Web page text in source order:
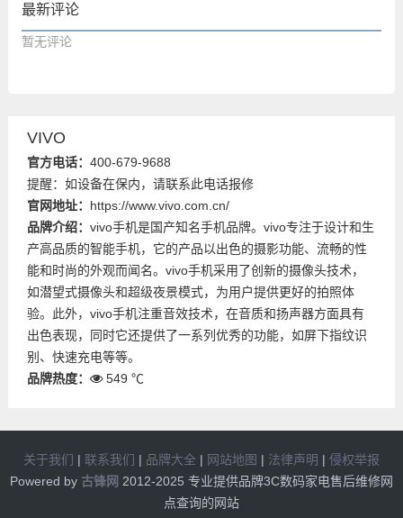
最新评论
暂无评论
VIVO
官方电话： 400-679-9688
提醒：如设备在保内，请联系此电话报修
官网地址： https://www.vivo.com.cn/
品牌介绍： vivo手机是国产知名手机品牌。vivo专注于设计和生
产高品质的智能手机，它的产品以出色的摄影功能、流畅的性
能和时尚的外观而闻名。vivo手机采用了创新的摄像头技术，
如潜望式摄像头和超级夜景模式，为用户提供更好的拍照体
验。此外，vivo手机注重音效技术，在音质和扬声器方面具有
出色表现，同时它还提供了一系列优秀的功能，如屏下指纹识
别、快速充电等等。
品牌热度：
549 ℃
关于我们 | 联系我们 | 品牌大全| 网站地图 | 法律声明 | 侵权举报
Powered by 古锋网 2012-2025 专业提供品牌3C数码家电售后维修网
点查询的网站